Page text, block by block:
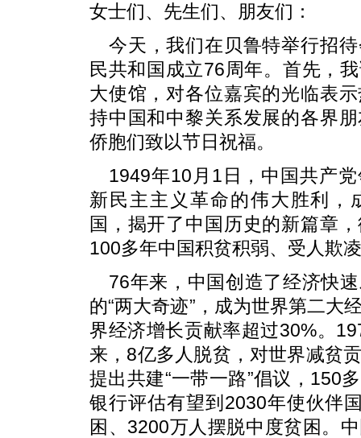
女士们、先生们、朋友们：
今天，我们在贝鲁特举行招
民共和国成立76周年。首先，
大使馆，对各位嘉宾的光临表
持中国和中黎关系发展的各界
侨胞们致以节日祝福。
1949年10月1日，中国共产
新民主主义革命的伟大胜利，
国，揭开了中国历史的新篇章
100多年中国积贫积弱、受人欺
76年来，中国创造了经济快
的“两大奇迹”，成为世界第二大
界经济增长贡献率超过30%。
来，8亿多人脱贫，对世界减贫
提出共建“一带一路”倡议，150
银行评估有望到2030年使伙伴
困、3200万人摆脱中度贫困。